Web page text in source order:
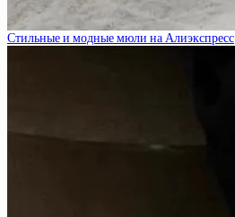
Стильные и модные мюли на Алиэкспресс